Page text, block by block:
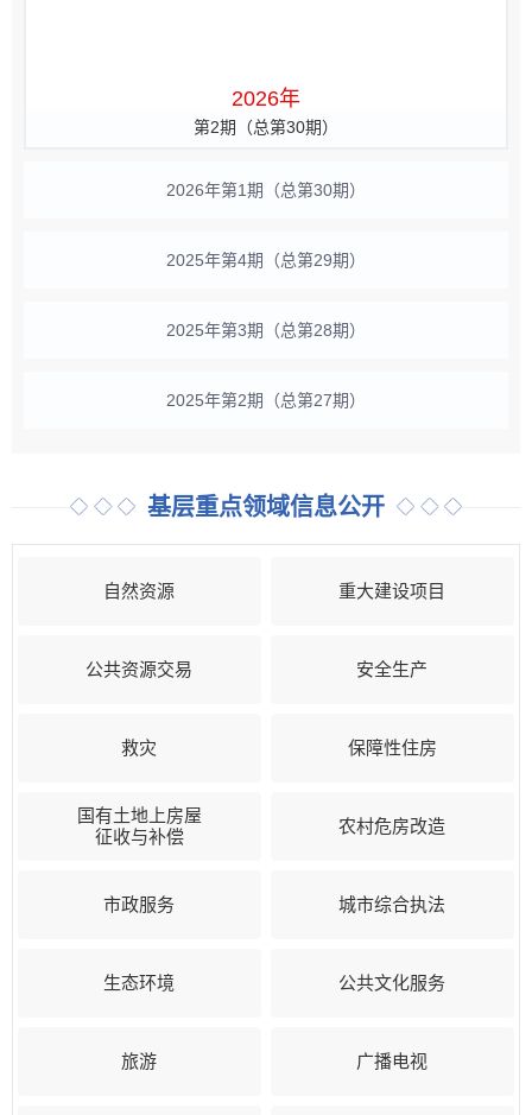
2026年
第2期（总第30期）
2026年第1期（总第30期）
2025年第4期（总第29期）
2025年第3期（总第28期）
2025年第2期（总第27期）
基层重点领域信息公开
自然资源 重大建设项目
公共资源交易 安全生产
救灾 保障性住房
国有土地上房屋
征收与补偿
农村危房改造
市政服务 城市综合执法
生态环境 公共文化服务
旅游 广播电视